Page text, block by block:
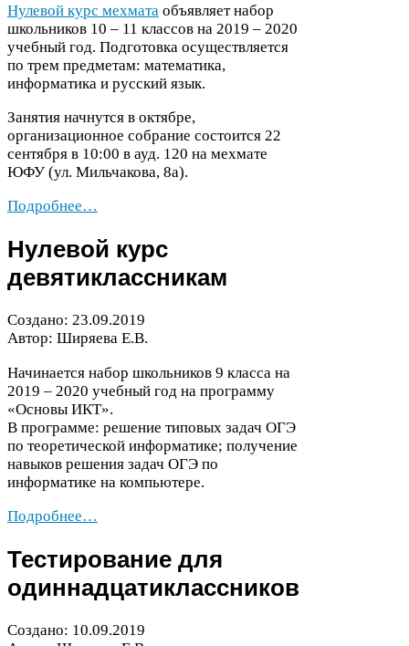
Нулевой курс мехмата объявляет набор
школьников 10 – 11 классов на 2019 – 2020
учебный год. Подготовка осуществляется
по трем предметам: математика,
информатика и русский язык.
Занятия начнутся в октябре,
организационное собрание состоится 22
сентября в 10:00 в ауд. 120 на мехмате
ЮФУ (ул. Мильчакова, 8а).
Подробнее…
Нулевой курс
девятиклассникам
Создано: 23.09.2019
Автор: Ширяева Е.В.
Начинается набор школьников 9 класса на
2019 – 2020 учебный год на программу
«Основы ИКТ».
В программе: решение типовых задач ОГЭ
по теоретической информатике; получение
навыков решения задач ОГЭ по
информатике на компьютере.
Подробнее…
Тестирование для
одиннадцатиклассников
Создано: 10.09.2019